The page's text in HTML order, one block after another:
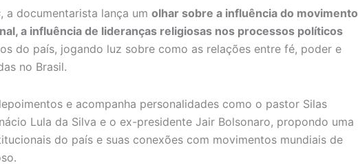
, a documentarista lança um olhar sobre a influência do movimento
a influência de lideranças religiosas nos processos políticos
do país, jogando luz sobre como as relações entre fé, poder e
no Brasil.
e acompanha personalidades como o pastor Silas
Lula da Silva e o ex-presidente Jair Bolsonaro, propondo uma
do país e suas conexões com movimentos mundiais de